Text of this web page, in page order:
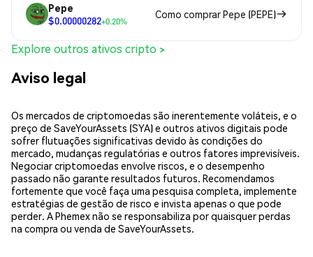
Pepe
$0.00000282+0.20%
Como comprar Pepe (PEPE)
Explore outros ativos cripto >
Aviso legal
Os mercados de criptomoedas são inerentemente voláteis, e o
preço de SaveYourAssets (SYA) e outros ativos digitais pode
sofrer flutuações significativas devido às condições do
mercado, mudanças regulatórias e outros fatores imprevisíveis.
Negociar criptomoedas envolve riscos, e o desempenho
passado não garante resultados futuros. Recomendamos
fortemente que você faça uma pesquisa completa, implemente
estratégias de gestão de risco e invista apenas o que pode
perder. A Phemex não se responsabiliza por quaisquer perdas
na compra ou venda de SaveYourAssets.